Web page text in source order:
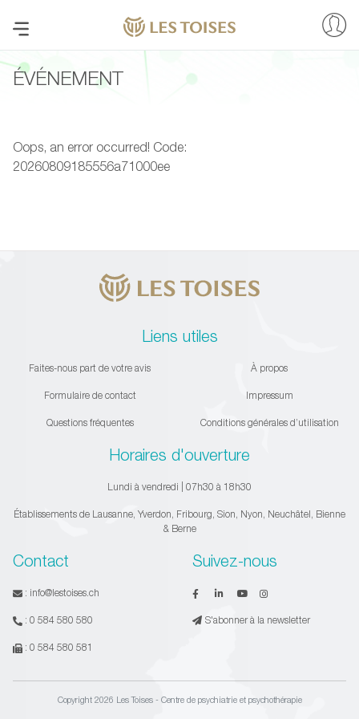
ÉVÉNEMENT
Oops, an error occurred! Code:
20260809185556a71000ee
Liens utiles
Faites-nous part de votre avis
Formulaire de contact
Questions fréquentes
À propos
Impressum
Conditions générales d’utilisation
Horaires d'ouverture
Lundi à vendredi | 07h30 à 18h30
Établissements de Lausanne, Yverdon, Fribourg, Sion, Nyon, Neuchâtel, Bienne
& Berne
Contact
: info@lestoises.ch
: 0 584 580 580
: 0 584 580 581
Suivez-nous
S'abonner à la newsletter
Copyright 2026 Les Toises - Centre de psychiatrie et psychothérapie